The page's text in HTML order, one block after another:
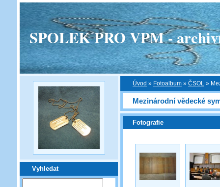
SPOLEK PRO VPM -
Vyhledat
Úvod » Fotoalbum » ČSOL »
Mezinárodní vědecké
Fotografie